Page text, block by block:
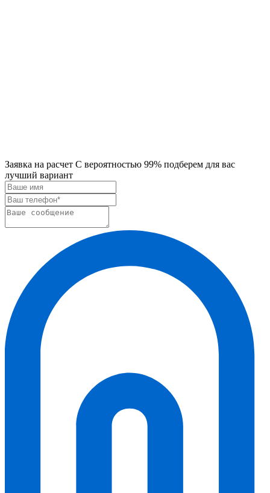
Заявка на расчет С вероятностью 99% подберем для вас
лучший вариант